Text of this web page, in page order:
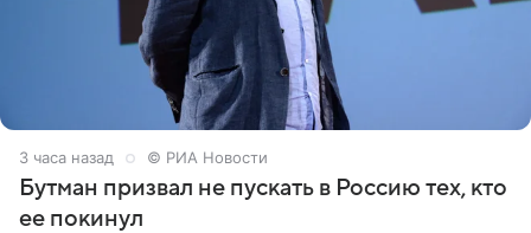
3 часа назад © РИА Новости
Бутман призвал не пускать в Россию тех, кто
ее покинул